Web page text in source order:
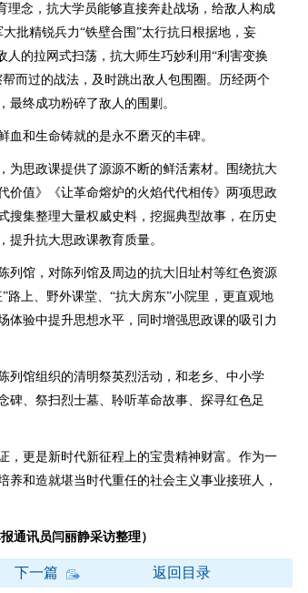
念，抗大学员能够直接奔赴战场，给敌人构成
批精锐兵力“铁壁合围”太行抗日根据地，妄
人的拉网式扫荡，抗大师生巧妙利用“利害变换
而过的战法，及时跳出敌人包围圈。历经两个
最终成功粉碎了敌人的围剿。
和生命铸就的是永不磨灭的丰碑。
思政课提供了源源不断的鲜活素材。围绕抗大
价值》《让革命熔炉的火焰代代相传》两项思政
搜集整理大量权威史料，挖掘典型故事，在历史
提升抗大思政课教育质量。
馆，对陈列馆及周边的抗大旧址村等红色资源
路上、野外课堂、“抗大房东”小院里，更直观地
体验中提升思想水平，同时增强思政课的吸引力
馆组织的清明祭英烈活动，和老乡、中小学
碑、祭扫烈士墓、聆听革命故事、探寻红色足
更是新时代新征程上的宝贵精神财富。作为一
养和造就堪当时代重任的社会主义事业接班人，
讯员闫丽静采访整理）
下一篇 返回目录